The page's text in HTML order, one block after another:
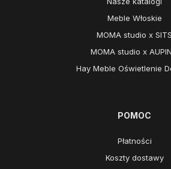
Meble Włoskie
MOMA studio x SITS
MOMA studio x
Hay Meble Oświetlenie
POMOC
Płatności
Koszty dostawy